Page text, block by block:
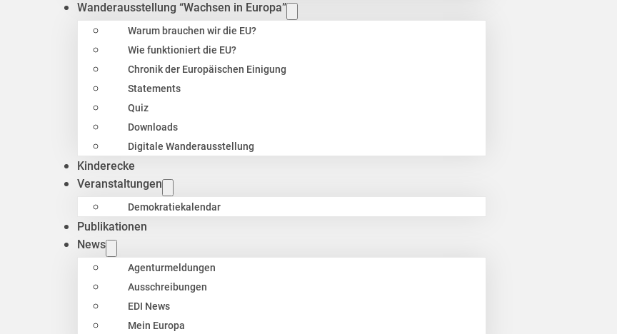
Wanderausstellung “Wachsen in Europa”
Warum brauchen wir die EU?
Wie funktioniert die EU?
Chronik der Europäischen Einigung
Statements
Quiz
Downloads
Digitale Wanderausstellung
Kinderecke
Veranstaltungen
Demokratiekalendar
Publikationen
News
Agenturmeldungen
Ausschreibungen
EDI News
Mein Europa